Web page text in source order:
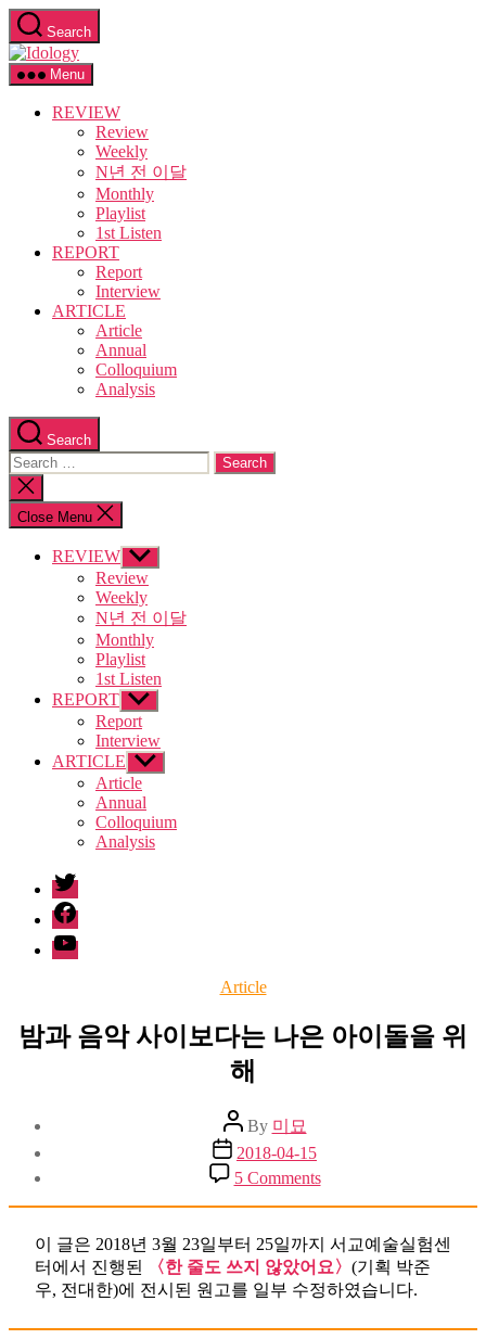
Skip
to
the
content
Search
Idology
Menu
REVIEW
Review
Weekly
N년 전 이달
Monthly
Playlist
1st Listen
REPORT
Report
Interview
ARTICLE
Article
Annual
Colloquium
Analysis
Search
Search
for:
Close
search
Close Menu
REVIEW Show
sub
menu
Review
Weekly
N년 전 이달
Monthly
Playlist
1st Listen
REPORT Show
sub
menu
Report
Interview
ARTICLE Show
sub
menu
Article
Annual
Colloquium
Analysis
twitter
facebook
Youtube
Categories
Article
밤과 음악 사이보다는 나은 아이돌을 위
해
Post
author
By 미묘
Post
date
2018-04-15
5 Commentson
밤
음
악
사
보
이 글은 2018년 3월 23일부터 25일까지 서교예술실험센
터에서 진행된
〈한 줄도 쓰지 않았어요〉 (기획 박준
우, 전대한)에 전시된 원고를 일부 수정하였습니다.